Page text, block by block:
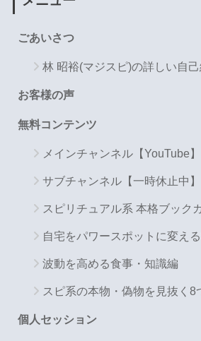
ごあいさつ
林 昭裕(マジスピ)の詳しい自
お客様の声
無料コンテンツ
メインチャンネル【YouTube】
サブチャンネル【一時休止中】
スピリチュアル系 本格ブック
自宅をパワースポットに変え
波動を高める食事・知識編
スピ系の本物・偽物を見抜く8
個人セッション